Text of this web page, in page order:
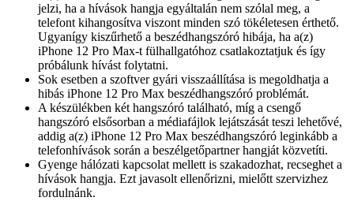
jelzi, ha a hívások hangja egyáltalán nem szólal meg, a
telefont kihangosítva viszont minden szó tökéletesen érthető.
Ugyanígy kiszűrhető a beszédhangszóró hibája, ha a(z)
iPhone 12 Pro Max-t fülhallgatóhoz csatlakoztatjuk és így
próbálunk hívást folytatni.
Sok esetben a szoftver gyári visszaállítása is megoldhatja a
hibás iPhone 12 Pro Max beszédhangszóró problémát.
A készülékben két hangszóró található, míg a csengő
hangszóró elsősorban a médiafájlok lejátszását teszi lehetővé,
addig a(z) iPhone 12 Pro Max beszédhangszóró leginkább a
telefonhívások során a beszélgetőpartner hangját közvetíti.
Gyenge hálózati kapcsolat mellett is szakadozhat, recseghet a
hívások hangja. Ezt javasolt ellenőrizni, mielőtt szervizhez
fordulnánk.